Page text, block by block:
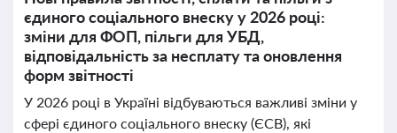
єдиного соціального внеску у 2026 році:
зміни для ФОП, пільги для УБД,
відповідальність за несплату та оновлення
форм звітності
У 2026 році в Україні відбуваються важливі зміни у
сфері єдиного соціального внеску (ЄСВ), які